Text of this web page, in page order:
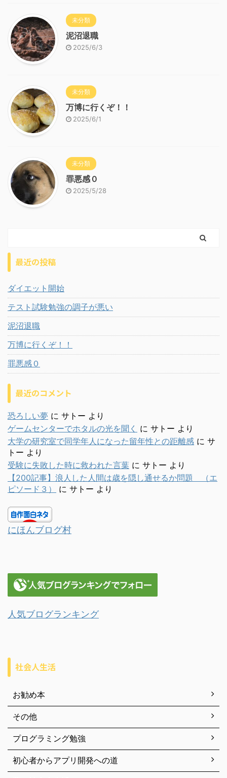
未分類
泥沼退職
2025/6/3
未分類
万博に行くぞ！！
2025/6/1
未分類
罪悪感０
2025/5/28
最近の投稿
ダイエット開始
テスト試験勉強の調子が悪い
泥沼退職
万博に行くぞ！！
罪悪感０
最近のコメント
恐ろしい夢 に サトー より
ゲームセンターでホタルの光を聞く に サトー より
大学の研究室で同学年人になった留年性との距離感 に サ
トー より
受験に失敗した時に救われた言葉 に サトー より
【200記事】浪人した人間は歳を隠し通せるか問題 （エ
ピソード３）
に サトー より
にほんブログ村
人気ブログランキング
社会人生活
お勧め本
その他
プログラミング勉強
初心者からアプリ開発への道